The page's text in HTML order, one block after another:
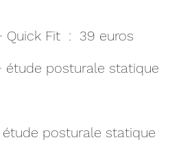
Quick Fit : 39 euros
étude posturale statique
posturale statique